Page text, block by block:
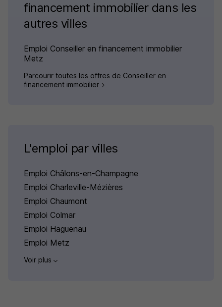
financement immobilier dans les
autres villes
Emploi Conseiller en financement immobilier
Metz
Parcourir toutes les offres de Conseiller en
financement immobilier
L'emploi par villes
Emploi Châlons-en-Champagne
Emploi Charleville-Mézières
Emploi Chaumont
Emploi Colmar
Emploi Haguenau
Emploi Metz
Voir plus